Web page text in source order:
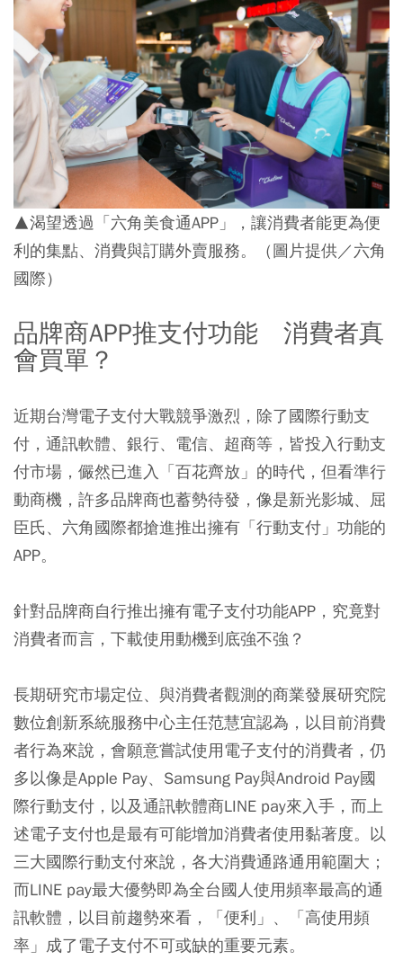
▲渴望透過「六角美食通APP」，讓消費者能更為便
利的集點、消費與訂購外賣服務。（圖片提供／六角
國際）
品牌商APP推支付功能 消費者真
會買單？
近期台灣電子支付大戰競爭激烈，除了國際行動支
付，通訊軟體、銀行、電信、超商等，皆投入行動支
付市場，儼然已進入「百花齊放」的時代，但看準行
動商機，許多品牌商也蓄勢待發，像是新光影城、屈
臣氏、六角國際都搶進推出擁有「行動支付」功能的
APP。
針對品牌商自行推出擁有電子支付功能APP，究竟對
消費者而言，下載使用動機到底強不強？
長期研究市場定位、與消費者觀測的商業發展研究院
數位創新系統服務中心主任范慧宜認為，以目前消費
者行為來說，會願意嘗試使用電子支付的消費者，仍
多以像是Apple Pay、Samsung Pay與Android Pay國
際行動支付，以及通訊軟體商LINE pay來入手，而上
述電子支付也是最有可能增加消費者使用黏著度。以
三大國際行動支付來說，各大消費通路通用範圍大；
而LINE pay最大優勢即為全台國人使用頻率最高的通
訊軟體，以目前趨勢來看，「便利」、「高使用頻
率」成了電子支付不可或缺的重要元素。